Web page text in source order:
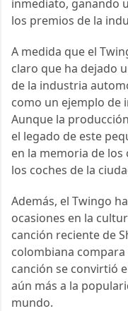
inmediato, ganando
los premios de la
A medida que el
claro que ha dejado
de la industria
como un ejemplo de
Aunque la
el legado de este
en la memoria de
los coches de la
Además, el Twingo
ocasiones en la
canción reciente de
colombiana
canción se convirtió
aún más a la
mundo.